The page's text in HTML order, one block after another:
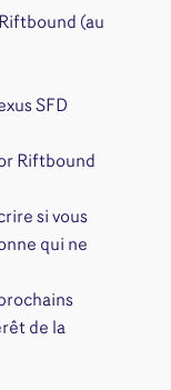
(au
SFD
Riftbound
si vous
qui ne
de la